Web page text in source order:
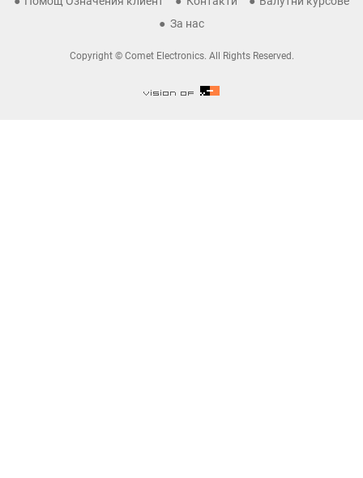
За нас
Copyright © Comet Electronics. All Rights Reserved.